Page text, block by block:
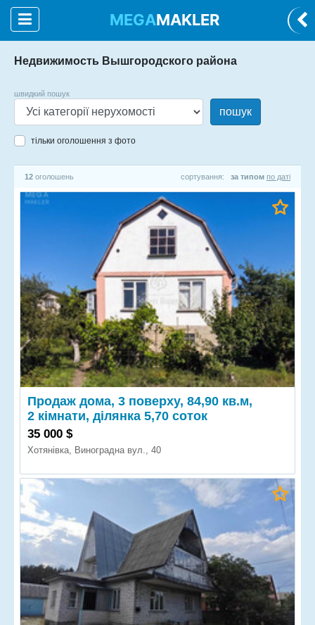
MEGAMAKLER
Недвижимость Вышгородского района
швидкий пошук
пошук
тільки оголошення з фото
12 оголошень сортування: за типом по даті
Продаж дома, 3 поверху, 84,90 кв.м,
2 кімнати, ділянка 5,70 соток
35 000 $
Хотянівка, Виноградна вул., 40